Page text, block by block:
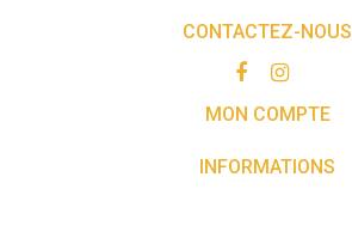
CONTACTEZ-NOUS
MON COMPTE
INFORMATIONS